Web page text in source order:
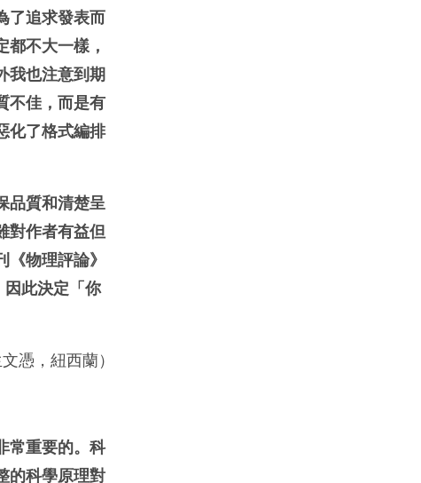
了追求發表而
不大一樣，
我也注意到期
不佳，而是有
化了格式編排
品質和清楚呈
對作者有益但
物理評論》
因此決定「你
憑，紐西蘭）
常重要的。科
的科學原理對